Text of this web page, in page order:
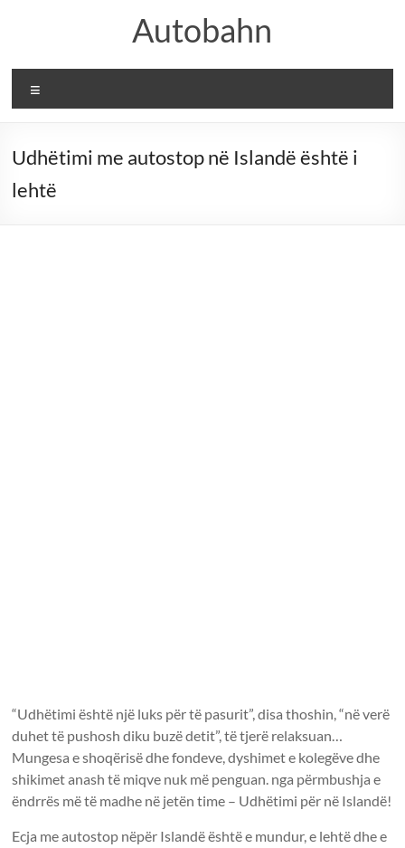
Autobahn
Udhëtimi me autostop në Islandë është i
lehtë
“Udhëtimi është një luks për të pasurit”, disa thoshin, “në verë
duhet të pushosh diku buzë detit”, të tjerë relaksuan…
Mungesa e shoqërisë dhe fondeve, dyshimet e kolegëve dhe
shikimet anash të miqve nuk më penguan. nga përmbushja e
ëndrrës më të madhe në jetën time – Udhëtimi për në Islandë!
Ecja me autostop nëpër Islandë është e mundur, e lehtë dhe e